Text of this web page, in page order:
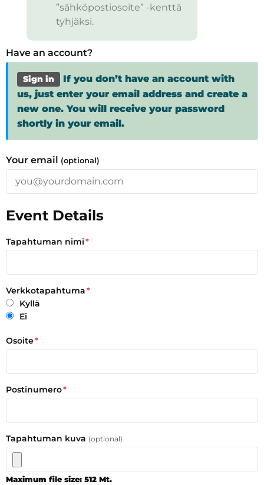
”sähköpostiosoite” -kenttä
tyhjäksi.
Have an account?
Sign in
If you don’t have an account with
us, just enter your email address and create a
new one. You will receive your password
shortly in your email.
Your email (optional)
Event Details
Tapahtuman nimi*
Verkkotapahtuma*
Kyllä
Ei
Osoite*
Postinumero*
Tapahtuman kuva (optional)
Maximum file size: 512 Mt.